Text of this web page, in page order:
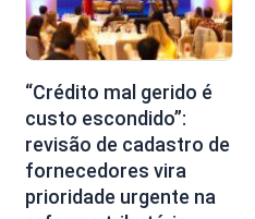
“Crédito mal gerido é
custo escondido”:
revisão de cadastro de
fornecedores vira
prioridade urgente na